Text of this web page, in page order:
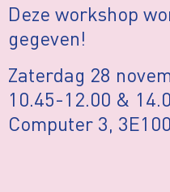
Deze workshop
gegeven!
Zaterdag 28
10.45-12.00 &
Computer 3, 3E100